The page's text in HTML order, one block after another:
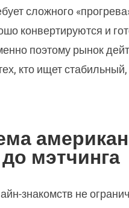
сложного
конвертируются и
поэтому рынок
кто ищет
мэтчинга
знакомств не